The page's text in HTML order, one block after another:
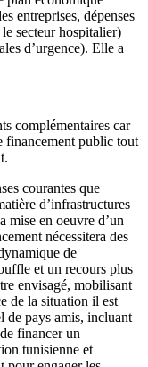
entreprises, dépenses
secteur hospitalier)
d’urgence). Elle a
complémentaires car
financement public tout
courantes que
d’infrastructures
mise en oeuvre d’un
nécessitera des
de
et un recours plus
envisagé, mobilisant
de la situation il est
de pays amis, incluant
financer un
tunisienne et